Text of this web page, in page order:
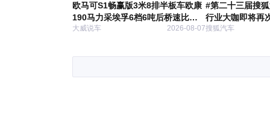
欧马可S1畅赢版3米8排半板车欧康
190马力采埃孚6档6吨后桥速比
4.33
大威说车 2026-08-07
#第二十三届搜
行业大咖即将再
由中国国际贸易
总经理、上汽乘
搜狐汽车